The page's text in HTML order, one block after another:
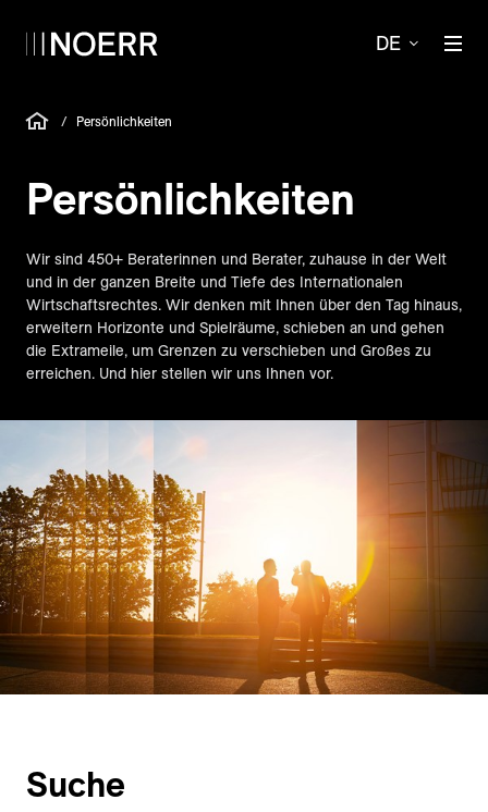
DE
/ Persönlichkeiten
Persönlich­keiten
Wir sind 450+ Beraterinnen und Berater, zuhause in der Welt
und in der ganzen Breite und Tiefe des Internationalen
Wirtschaftsrechtes. Wir denken mit Ihnen über den Tag hinaus,
erweitern Horizonte und Spielräume, schieben an und gehen
die Extrameile, um Grenzen zu verschieben und Großes zu
erreichen. Und hier stellen wir uns Ihnen vor.
Suche